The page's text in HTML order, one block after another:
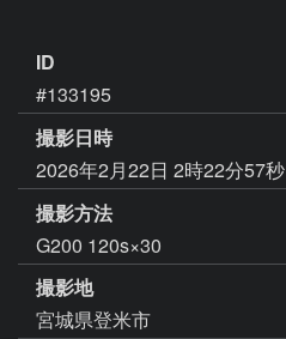
ID
#133195
撮影日時
2026年2月22日 2時22分57秒
撮影方法
G200 120s×30
撮影地
宮城県登米市